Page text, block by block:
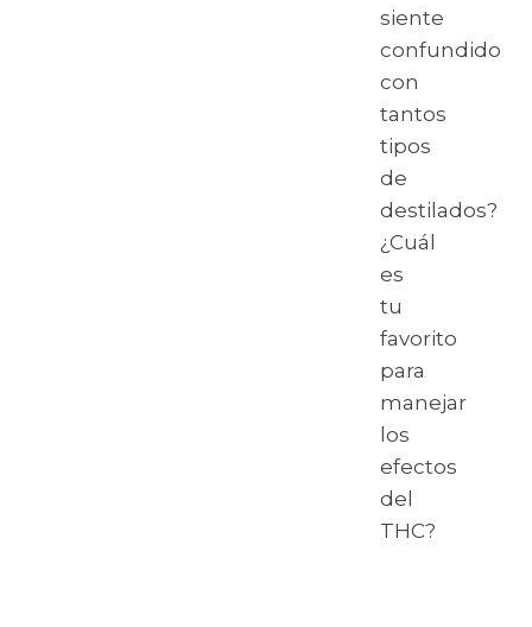
siente
confundido
con
tantos
tipos
de
destilados?
¿Cuál
es
tu
favorito
para
manejar
los
efectos
del
THC?